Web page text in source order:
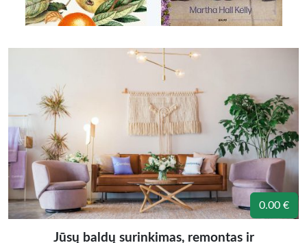
0.00 €
Jūsų baldų surinkimas, remontas ir